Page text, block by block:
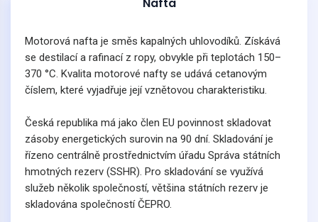
Motorová nafta je směs kapalných uhlovodíků. Získává
se destilací a rafinací z ropy, obvykle při teplotách 150–
370 °C. Kvalita motorové nafty se udává cetanovým
číslem, které vyjadřuje její vznětovou charakteristiku.
Česká republika má jako člen EU povinnost skladovat
zásoby energetických surovin na 90 dní. Skladování je
řízeno centrálně prostřednictvím úřadu Správa státních
hmotných rezerv (SSHR). Pro skladování se využívá
služeb několik společností, většina státních rezerv je
skladována společností ČEPRO.